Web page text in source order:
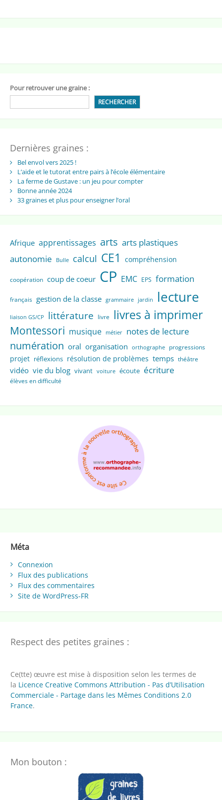
Pour retrouver une graine :
RECHERCHER
Dernières graines :
Bel envol vers 2025 !
L’aide et le tutorat entre pairs à l’école élémentaire
La ferme de Gustave : un jeu pour compter
Bonne année 2024
33 graines et plus pour enseigner l’oral
Afrique apprentissages arts arts plastiques
autonomie
Bulle calcul CE1 compréhension
coopération coup de coeur CP EMC EPS formation
français gestion de la classe grammaire jardin lecture
liaison GS/CP littérature livre livres à imprimer
Montessori musique métier notes de lecture
numération oral organisation orthographe progressions
projet réflexions résolution de problèmes temps théâtre
vidéo vie du blog vivant voiture écoute écriture
élèves en difficulté
Méta
Connexion
Flux des publications
Flux des commentaires
Site de WordPress-FR
Respect des petites graines :
Ce(tte) œuvre est mise à disposition selon les termes de
la Licence Creative Commons Attribution - Pas d’Utilisation
Commerciale - Partage dans les Mêmes Conditions 2.0
France.
Mon bouton :